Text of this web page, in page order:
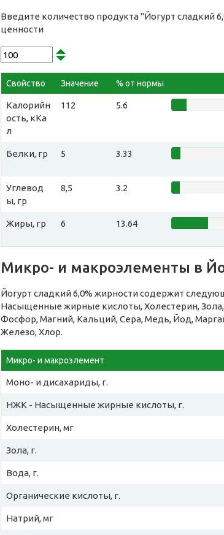
Введите количество продукта "Йогурт сладкий
ценности
Свойство Значение % от нормы
Калорийн
ость, кКа
л
112 5.6
Белки, гр 5 3.33
Углевод
ы, гр
8,5 3.2
Жиры, гр 6 13.64
Микро- и макроэлементы в
Йогурт сладкий 6,0% жирности содержит
Насыщенные жирные кислоты, Холестерин,
Фосфор, Магний, Кальций, Сера, Медь, Йод,
Железо, Хлор.
Микро- и макроэлемент
Моно- и дисахариды, г.
НЖК - Насыщенные жирные кислоты, г.
Холестерин, мг
Зола, г.
Вода, г.
Органические кислоты, г.
Натрий, мг